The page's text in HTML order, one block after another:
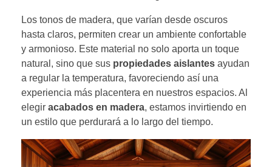
Los tonos de madera, que varían desde oscuros
hasta claros, permiten crear un ambiente confortable
y armonioso. Este material no solo aporta un toque
natural, sino que sus propiedades aislantes ayudan
a regular la temperatura, favoreciendo así una
experiencia más placentera en nuestros espacios. Al
elegir acabados en madera, estamos invirtiendo en
un estilo que perdurará a lo largo del tiempo.